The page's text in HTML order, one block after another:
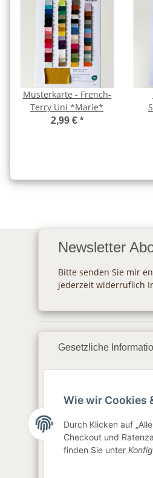
Musterkarte - French-
Terry Uni *Marie*
2,99 € *
Newsletter
Bitte senden Sie mir
jederzeit widerruflich
Gesetzliche
AGB
Sitemap
Impressum
Wie wir Cookies
Durch Klicken auf
Checkout und
finden Sie unter